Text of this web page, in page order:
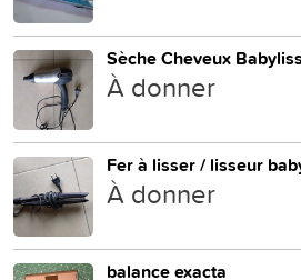
Sèche Cheveux
À donner
Fer à lisser / lisseur
À donner
balance exacta